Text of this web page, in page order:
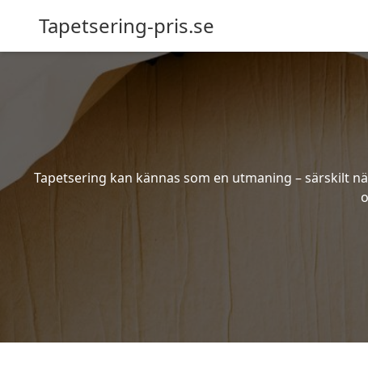
Tapetsering-pris.se
Tapetsering kan kännas som en utmaning – särskilt